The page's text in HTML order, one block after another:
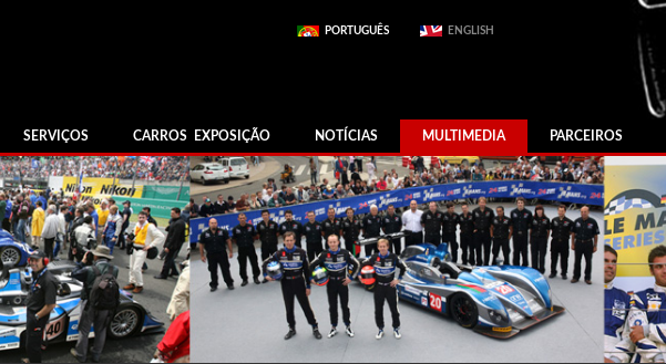
PORTUGUÊS ENGLISH
SERVIÇOS CARROS EXPOSIÇÃO NOTÍCIAS MULTIMEDIA PARCEIROS